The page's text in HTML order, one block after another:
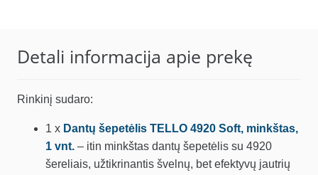
Detali informacija apie prekę
Rinkinį sudaro:
1 x Dantų šepetėlis TELLO 4920 Soft, minkštas,
1 vnt. – itin minkštas dantų šepetėlis su 4920
šereliais, užtikrinantis švelnų, bet efektyvų jautrių